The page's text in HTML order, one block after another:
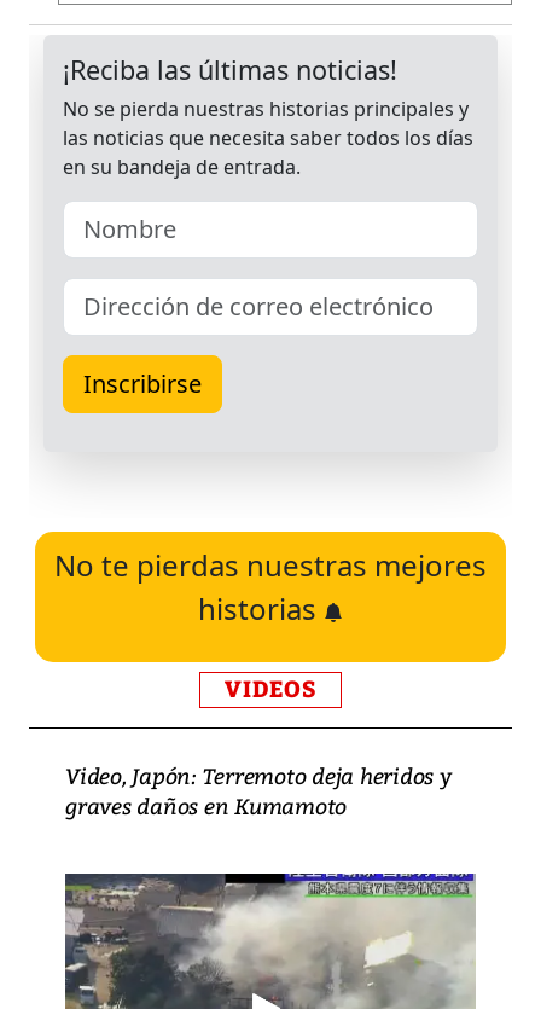
No te pierdas nuestras mejores
historias
VIDEOS
Video, Japón: Terremoto deja heridos y
graves daños en Kumamoto